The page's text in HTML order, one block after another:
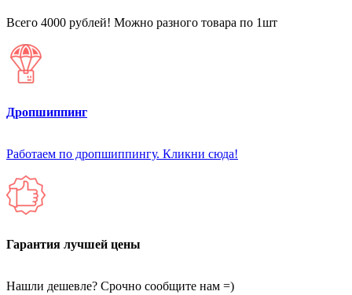
Всего 4000 рублей! Можно разного товара по 1шт
Дропшиппинг
Работаем по дропшиппингу. Кликни сюда!
Гарантия лучшей цены
Нашли дешевле? Срочно сообщите нам =)